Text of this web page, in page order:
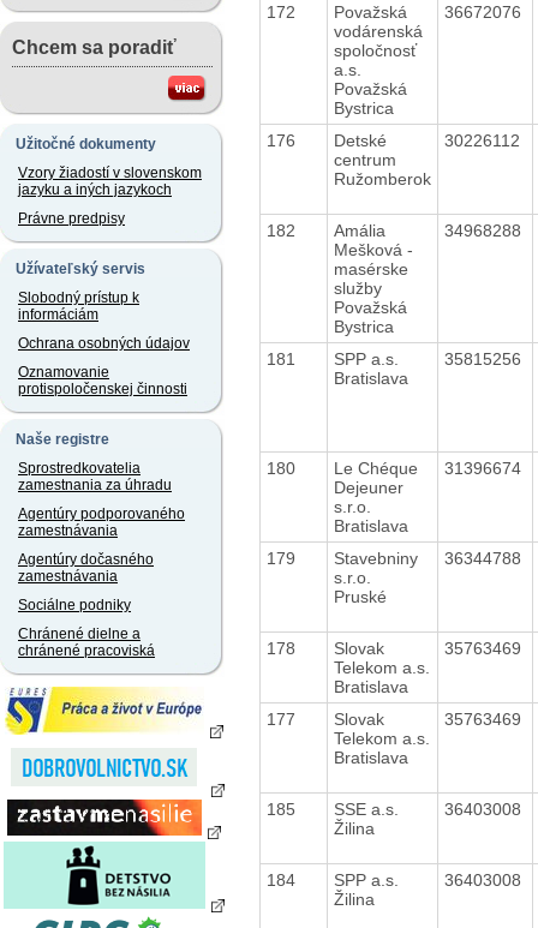
Chcem sa poradiť
Užitočné dokumenty
Vzory žiadostí v slovenskom
jazyku a iných jazykoch
Právne predpisy
Užívateľský servis
Slobodný prístup k
informáciám
Ochrana osobných údajov
Oznamovanie
protispoločenskej činnosti
Naše registre
Sprostredkovatelia
zamestnania za úhradu
Agentúry podporovaného
zamestnávania
Agentúry dočasného
zamestnávania
Sociálne podniky
Chránené dielne a
chránené pracoviská
172
Považská
vodárenská
spoločnosť
a.s.
Považská
Bystrica
36672076
176
Detské
centrum
Ružomberok
30226112
182
Amália
Mešková -
masérske
služby
Považská
Bystrica
34968288
181
SPP a.s.
Bratislava
35815256
180
Le Chéque
Dejeuner
s.r.o.
Bratislava
31396674
179
Stavebniny
s.r.o.
Pruské
36344788
178
Slovak
Telekom a.s.
Bratislava
35763469
177
Slovak
Telekom a.s.
Bratislava
35763469
185
SSE a.s.
Žilina
36403008
184
SPP a.s.
Žilina
36403008